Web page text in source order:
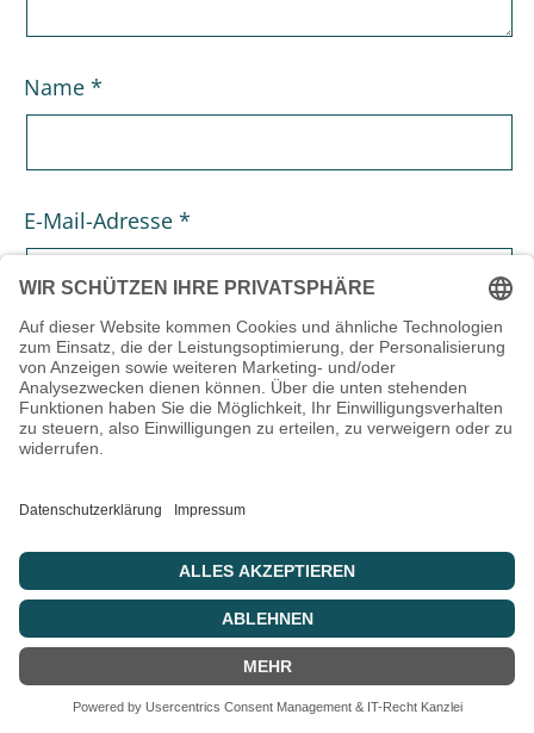
Name *
E-Mail-Adresse *
Website
Browser für meinen nächsten Kommentar